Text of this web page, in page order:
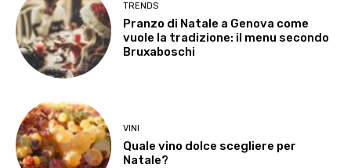
TRENDS
Pranzo di Natale a Genova come
vuole la tradizione: il menu secondo
Bruxaboschi
VINI
Quale vino dolce scegliere per
Natale?